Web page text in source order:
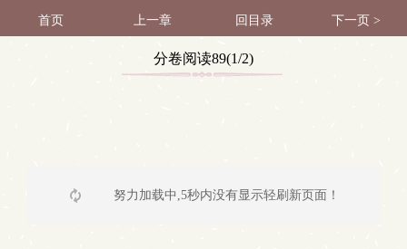
首页 上一章 回目录 下一页 >
分卷阅读89(1/2)
努力加载中,5秒内没有显示轻刷新页面！